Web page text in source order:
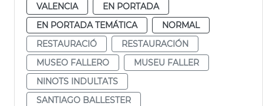
VALENCIA
EN PORTADA
EN PORTADA TEMÁTICA
NORMAL
RESTAURACIÓ
RESTAURACIÓN
MUSEO FALLERO
MUSEU FALLER
NINOTS INDULTATS
SANTIAGO BALLESTER